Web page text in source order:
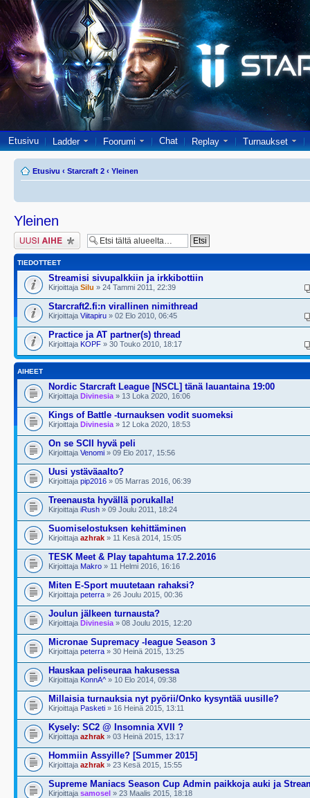
Etusivu Ladder Foorumi Chat Replay Turnaukset
Etusivu ‹ Starcraft 2 ‹ Yleinen
Yleinen
Lähetä uusi viesti
TIEDOTTEET
Streamisi sivupalkkiin ja irkkibottiin
Kirjoittaja Silu » 24 Tammi 2011, 22:39
Starcraft2.fi:n virallinen nimithread
Kirjoittaja Viitapiru » 02 Elo 2010, 06:45
Practice ja AT partner(s) thread
Kirjoittaja KOPF » 30 Touko 2010, 18:17
AIHEET
Nordic Starcraft League [NSCL] tänä lauantaina 19:00
Kirjoittaja Divinesia » 13 Loka 2020, 16:06
Kings of Battle -turnauksen vodit suomeksi
Kirjoittaja Divinesia » 12 Loka 2020, 18:53
On se SCII hyvä peli
Kirjoittaja Venomi » 09 Elo 2017, 15:56
Uusi ystäväaalto?
Kirjoittaja pip2016 » 05 Marras 2016, 06:39
Treenausta hyvällä porukalla!
Kirjoittaja iRush » 09 Joulu 2011, 18:24
Suomiselostuksen kehittäminen
Kirjoittaja azhrak » 11 Kesä 2014, 15:05
TESK Meet & Play tapahtuma 17.2.2016
Kirjoittaja Makro » 11 Helmi 2016, 16:16
Miten E-Sport muutetaan rahaksi?
Kirjoittaja peterra » 26 Joulu 2015, 00:36
Joulun jälkeen turnausta?
Kirjoittaja Divinesia » 08 Joulu 2015, 12:20
Micronae Supremacy -league Season 3
Kirjoittaja peterra » 30 Heinä 2015, 13:25
Hauskaa peliseuraa hakusessa
Kirjoittaja KonnA^ » 10 Elo 2014, 09:38
Millaisia turnauksia nyt pyörii/Onko kysyntää uusille?
Kirjoittaja Pasketi » 16 Heinä 2015, 13:11
Kysely: SC2 @ Insomnia XVII ?
Kirjoittaja azhrak » 03 Heinä 2015, 13:17
Hommiin Assyille? [Summer 2015]
Kirjoittaja azhrak » 23 Kesä 2015, 15:55
Supreme Maniacs Season Cup Admin paikkoja auki ja
Kirjoittaja samosel » 23 Maalis 2015, 18:18